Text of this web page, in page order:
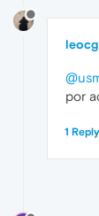
leocg
por
1 Reply